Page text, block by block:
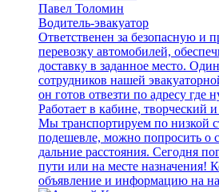
Павел Толомин
Водитель-эвакуатор
Ответственен за безопасную и
перевозку автомобилей,
доставку в заданное место.
сотрудников нашей
он готов отвезти по адресу где
Работает в кабине, творческий
Мы транспортируем по низкой
подешевле, можно попросить о
дальние расстояния. Сегодня
пути или на месте назначения!
объявление и информацию на